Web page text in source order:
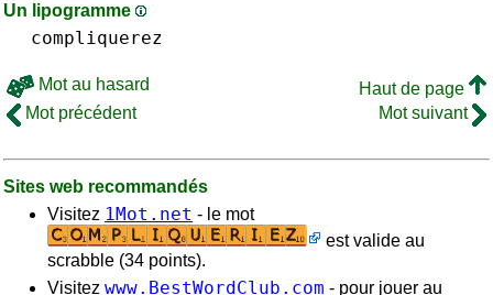
Un lipogramme
compliquerez
Mot au hasard
Haut de page
Mot précédent
Mot suivant
Sites web recommandés
Visitez 1Mot.net - le mot
est valide au
scrabble (34 points).
Visitez www.BestWordClub.com - pour jouer au